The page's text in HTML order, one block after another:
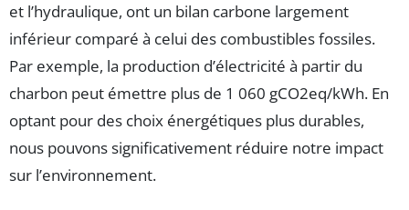
et l’hydraulique, ont un bilan carbone largement
inférieur comparé à celui des combustibles fossiles.
Par exemple, la production d’électricité à partir du
charbon peut émettre plus de 1 060 gCO2eq/kWh. En
optant pour des choix énergétiques plus durables,
nous pouvons significativement réduire notre impact
sur l’environnement.